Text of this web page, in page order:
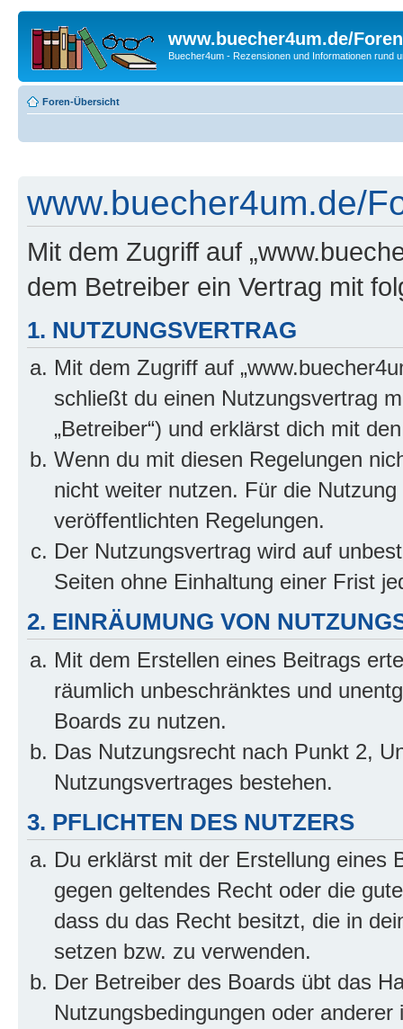
www.buecher4um.de/Foren
Buecher4um - Rezensionen und Informationen rund
Foren-Übersicht
www.buecher4um.de/
Mit dem Zugriff auf
dem Betreiber ein Vertrag mit
1. NUTZUNGSVERTRAG
Mit dem Zugriff auf
schließt du einen Nutzungsvertrag
„Betreiber“) und erklärst dich mit
Wenn du mit diesen Regelungen
nicht weiter nutzen. Für die
veröffentlichten Regelungen.
Der Nutzungsvertrag wird auf
Seiten ohne Einhaltung einer Frist
2. EINRÄUMUNG VON
Mit dem Erstellen eines Beitrags
räumlich unbeschränktes und
Boards zu nutzen.
Das Nutzungsrecht nach Punkt 2,
Nutzungsvertrages bestehen.
3. PFLICHTEN DES NUTZERS
Du erklärst mit der Erstellung eines
gegen geltendes Recht oder die
dass du das Recht besitzt, die in
setzen bzw. zu verwenden.
Der Betreiber des Boards übt das
Nutzungsbedingungen oder